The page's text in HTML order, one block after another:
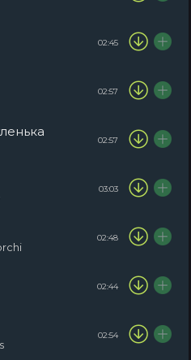
02:45
02:57
02:57
03:03
02:48
02:44
02:54